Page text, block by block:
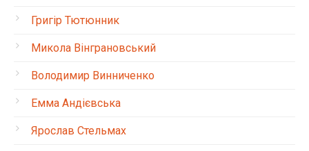
Григір Тютюнник
Микола Вінграновський
Володимир Винниченко
Емма Андієвська
Ярослав Стельмах